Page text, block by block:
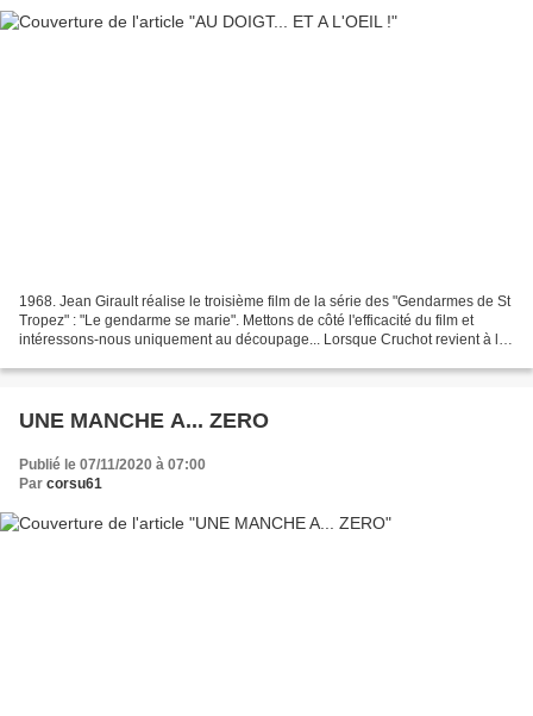
1968. Jean Girault réalise le troisième film de la série des "Gendarmes de St
Tropez" : "Le gendarme se marie". Mettons de côté l'efficacité du film et
intéressons-nous uniquement au découpage... Lorsque Cruchot revient à la
UNE MANCHE A... ZERO
Publié le 07/11/2020 à 07:00
Par corsu61